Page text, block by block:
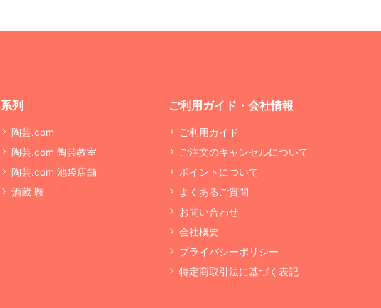
系列
陶芸.com
陶芸.com 陶芸教室
陶芸.com 池袋店舗
酒蔵 鞍
ご利用ガイド・会社情報
ご利用ガイド
ご注文のキャンセルについて
ポイントについて
よくあるご質問
お問い合わせ
会社概要
プライバシーポリシー
特定商取引法に基づく表記